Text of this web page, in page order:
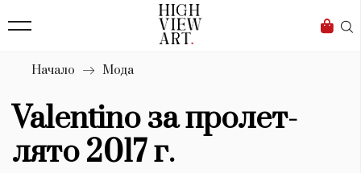
Бизнес
Мода
Dialogue
Изкуство
4340
Начало Мода
Valentino за пролет-
лято 2017 г.